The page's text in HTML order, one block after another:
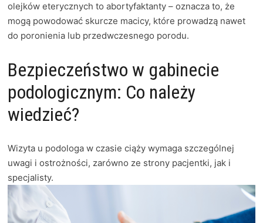
olejków eterycznych to abortyfaktanty – oznacza to, że
mogą powodować skurcze macicy, które prowadzą nawet
do poronienia lub przedwczesnego porodu.
Bezpieczeństwo w gabinecie
podologicznym: Co należy
wiedzieć?
Wizyta u podologa w czasie ciąży wymaga szczególnej
uwagi i ostrożności, zarówno ze strony pacjentki, jak i
specjalisty.